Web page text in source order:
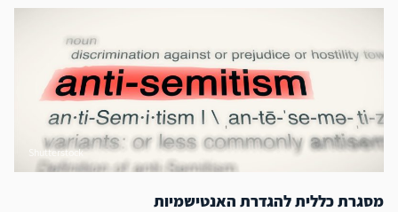
Shutterstock
מסגרת כללית להגדרת האנטישמיות